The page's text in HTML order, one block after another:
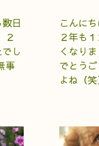
日
２
し
事
こんに
２年も
くなり
でとう
よね（笑